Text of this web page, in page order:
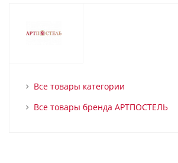
Все товары категории
Все товары бренда АРТПОСТЕЛЬ